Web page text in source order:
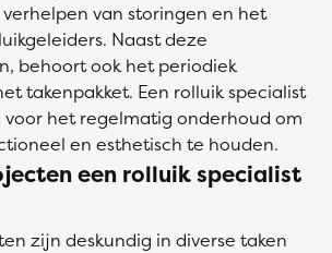
van storingen en het
Naast deze
behoort ook het periodiek
takenpakket. Een rolluik specialist
het regelmatig onderhoud om
en esthetisch te houden.
een rolluik specialist
zijn deskundig in diverse taken